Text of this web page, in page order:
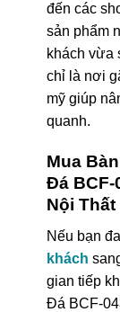
đến các
sản phẩm
khách vừa
chỉ là nơi
mỹ giúp
quanh.
Mua
Đá BCF-
Nội Thất
Nếu bạn
khách
gian tiếp
Đá BCF-